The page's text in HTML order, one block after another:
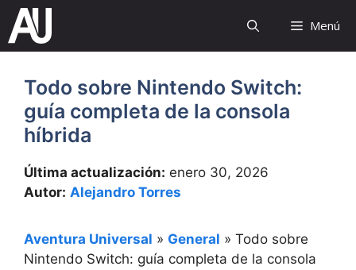
Saltar
contenido
Menú
Todo sobre Nintendo Switch:
guía completa de la consola
híbrida
Última actualización: enero 30, 2026
Autor: Alejandro Torres
Aventura Universal » General » Todo sobre
Nintendo Switch: guía completa de la consola